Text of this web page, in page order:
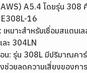
A5.4 โดยรุ่น 308
16
เหมาะสำหรับเชื่อมสแตน
ะ 304LN
น: รุ่น 308L มีปริมาณคา
วยลดความเสี่ยงของกา